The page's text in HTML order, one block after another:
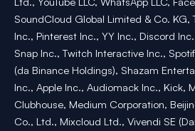
SoundCloud Global Limited & Co. KG,
Inc., Pinterest Inc., YY Inc., Discord
Snap Inc., Twitch Interactive Inc.,
(da Binance Holdings), Shazam
Inc., Apple Inc., Audiomack Inc., Kick,
Clubhouse, Medium Corporation,
Co., Ltd., Mixcloud Ltd., Vivendi SE